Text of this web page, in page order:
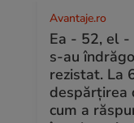
Avantaje.ro
Ea - 52, el -
s-au
rezistat. La
despărțirea
cum a